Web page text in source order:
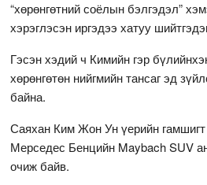
“хөрөнгөтний соёлын бэлгэдэл”
хэрэглэсэн иргэдээ хатуу
Гэсэн хэдий ч Кимийн гэр
хөрөнгөтөн нийгмийн тансаг эд
байна.
Саяхан Ким Жон Ун үерийн гамшигт
Мерседес Бенцийн Maybach SUV
очиж байв.